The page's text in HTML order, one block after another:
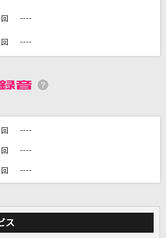
ケ最新情報をチェック！
回 ----
回 ----
回 ----
回 ----
回 ----
ス